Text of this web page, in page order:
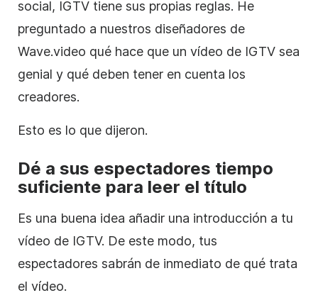
social, IGTV tiene sus propias reglas. He
preguntado a nuestros diseñadores de
Wave.video qué hace que un vídeo de IGTV sea
genial y qué deben tener en cuenta los
creadores.
Esto es lo que dijeron.
Dé a sus espectadores tiempo
suficiente para leer el título
Es una buena idea añadir una introducción a tu
vídeo de IGTV. De este modo, tus
espectadores sabrán de inmediato de qué trata
el vídeo.